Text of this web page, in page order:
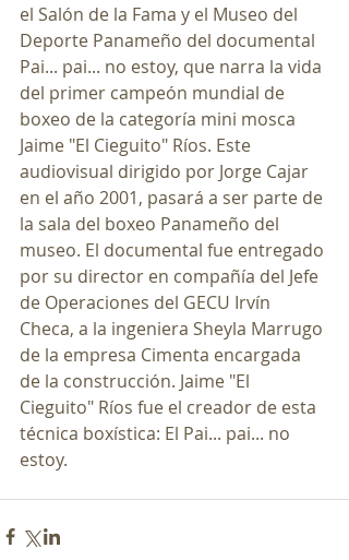
el Salón de la Fama y el Museo del
Deporte Panameño del documental
Pai... pai... no estoy, que narra la vida
del primer campeón mundial de
boxeo de la categoría mini mosca
Jaime "El Cieguito" Ríos. Este
audiovisual dirigido por Jorge Cajar
en el año 2001, pasará a ser parte de
la sala del boxeo Panameño del
museo. El documental fue entregado
por su director en compañía del Jefe
de Operaciones del GECU Irvín
Checa, a la ingeniera Sheyla Marrugo
de la empresa Cimenta encargada
de la construcción. Jaime "El
Cieguito" Ríos fue el creador de esta
técnica boxística: El Pai... pai... no
estoy.